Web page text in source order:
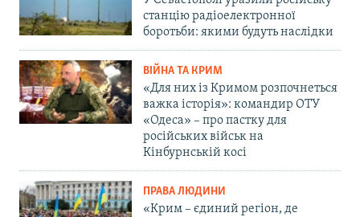
станцію радіоелектронної
боротьби: якими будуть наслідки
ВІЙНА ТА КРИМ
«Для них із Кримом розпочнеться
важка історія»: командир ОТУ
«Одеса» – про пастку для
російських військ на
Кінбурнській косі
ПРАВА ЛЮДИНИ
«Крим – єдиний регіон, де